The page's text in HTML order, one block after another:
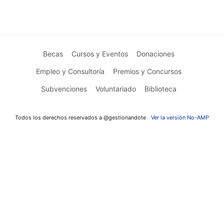
Becas Cursos y Eventos Donaciones
Empleo y Consultoría Premios y Concursos
Subvenciones Voluntariado Biblioteca
Todos los derechos reservados a @gestionandote Ver la versión No-AMP